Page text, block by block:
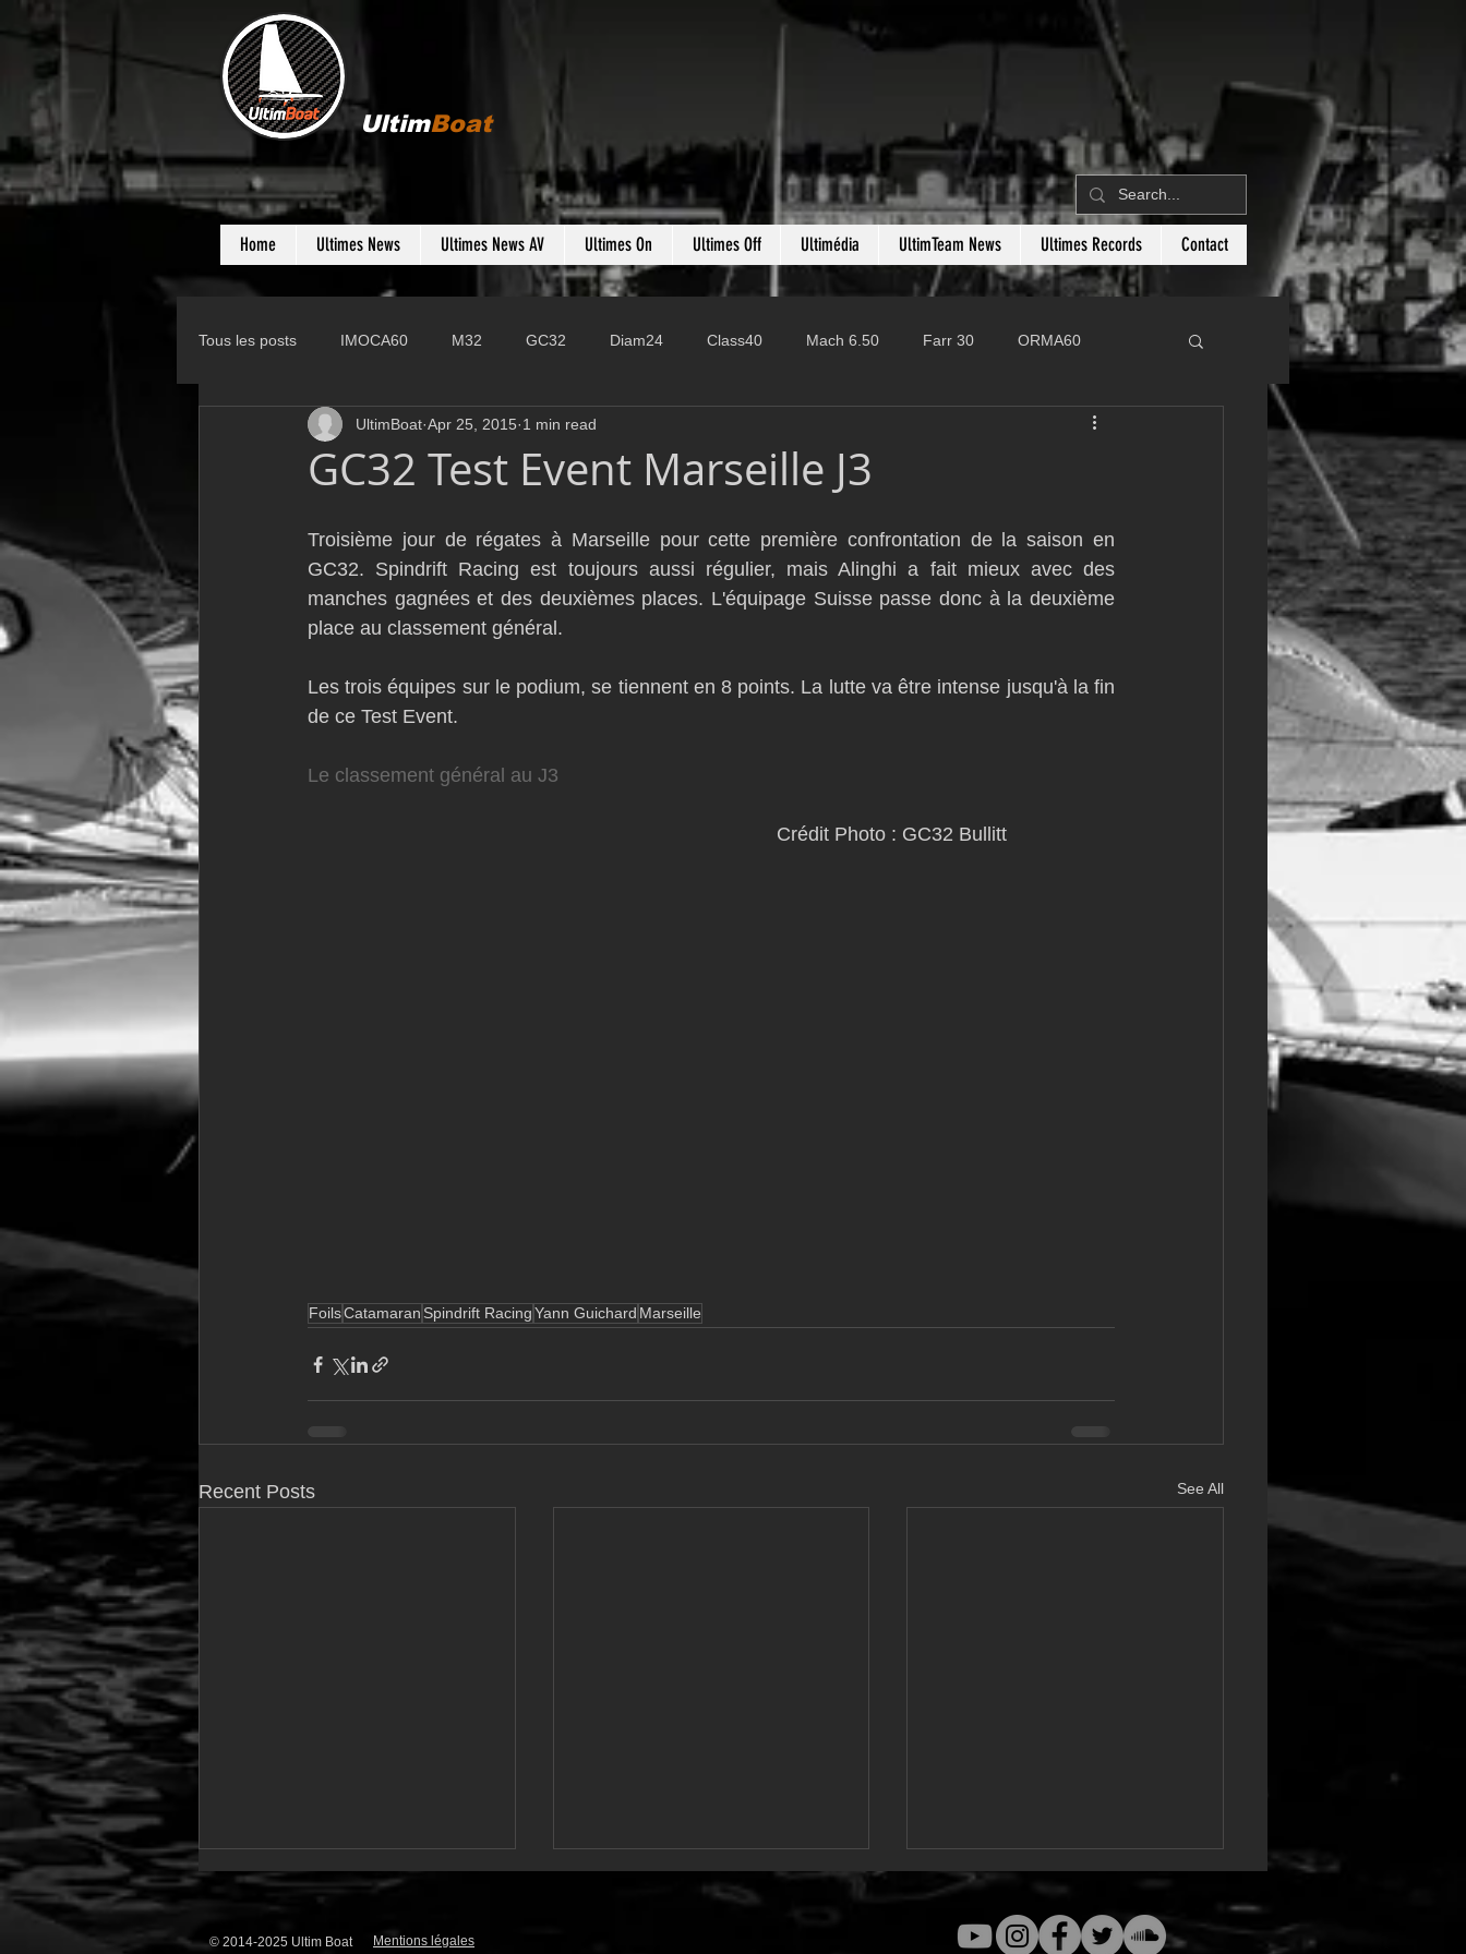
UltimBoat
Home Ultimes News Ultimes News AV Ultimes On Ultimes Off Ultimédia UltimTeam News Ultimes Records Contact
Tous les posts IMOCA60 M32 GC32 Diam24 Class40 Mach 6.50 Farr 30 ORMA60
D35 Farr 280 Fast 40
TF35 Business AC75 Open 7.50
GC32 Test Event Marseille J3
UltimBoat Apr 25, 2015 1 min read
Troisième jour de régates à Marseille pour cette première confrontation de la saison en
GC32. Spindrift Racing est toujours aussi régulier, mais Alinghi a fait mieux avec des
manches gagnées et des deuxièmes places. L'équipage Suisse passe donc à la deuxième
place au classement général.
Les trois équipes sur le podium, se tiennent en 8 points. La lutte va être intense jusqu'à la fin
de ce Test Event.
Le classement général au J3
                                                                                      Crédit Photo : GC32 Bullitt
FoilsCatamaran Spindrift RacingYann Guichard Marseille
Recent Posts See All
© 2014-2025 Ultim Boat Mentions légales